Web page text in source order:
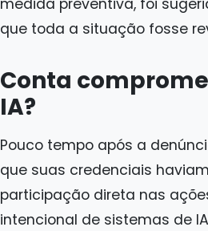
que toda a situação fosse
Conta
IA?
Pouco tempo após a
que suas credenciais
participação direta nas
intencional de sistemas de